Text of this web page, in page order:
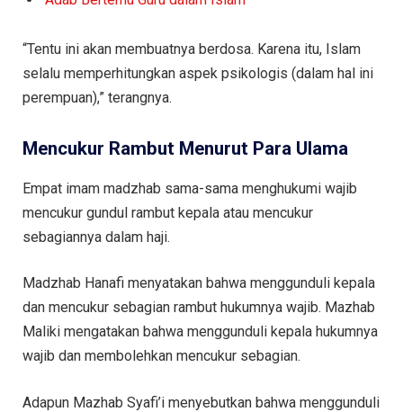
“Tentu ini akan membuatnya berdosa. Karena itu, Islam
selalu memperhitungkan aspek psikologis (dalam hal ini
perempuan),” terangnya.
Mencukur Rambut Menurut Para Ulama
Empat imam madzhab sama-sama menghukumi wajib
mencukur gundul rambut kepala atau mencukur
sebagiannya dalam haji.
Madzhab Hanafi menyatakan bahwa menggunduli kepala
dan mencukur sebagian rambut hukumnya wajib. Mazhab
Maliki mengatakan bahwa menggunduli kepala hukumnya
wajib dan membolehkan mencukur sebagian.
Adapun Mazhab Syafi’i menyebutkan bahwa menggunduli